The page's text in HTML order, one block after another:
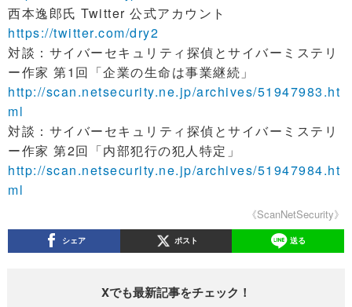
西本逸郎氏 Twitter 公式アカウント
https://twitter.com/dry2
対談：サイバーセキュリティ探偵とサイバーミステリ
ー作家 第1回「企業の生命は事業継続」
http://scan.netsecurity.ne.jp/archives/51947983.ht
ml
対談：サイバーセキュリティ探偵とサイバーミステリ
ー作家 第2回「内部犯行の犯人特定」
http://scan.netsecurity.ne.jp/archives/51947984.ht
ml
《ScanNetSecurity》
シェア ポスト 送る
Xでも最新記事をチェック！